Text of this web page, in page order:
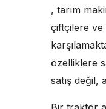
, tarım
çiftçilere ve
özelliklere
satış değil,